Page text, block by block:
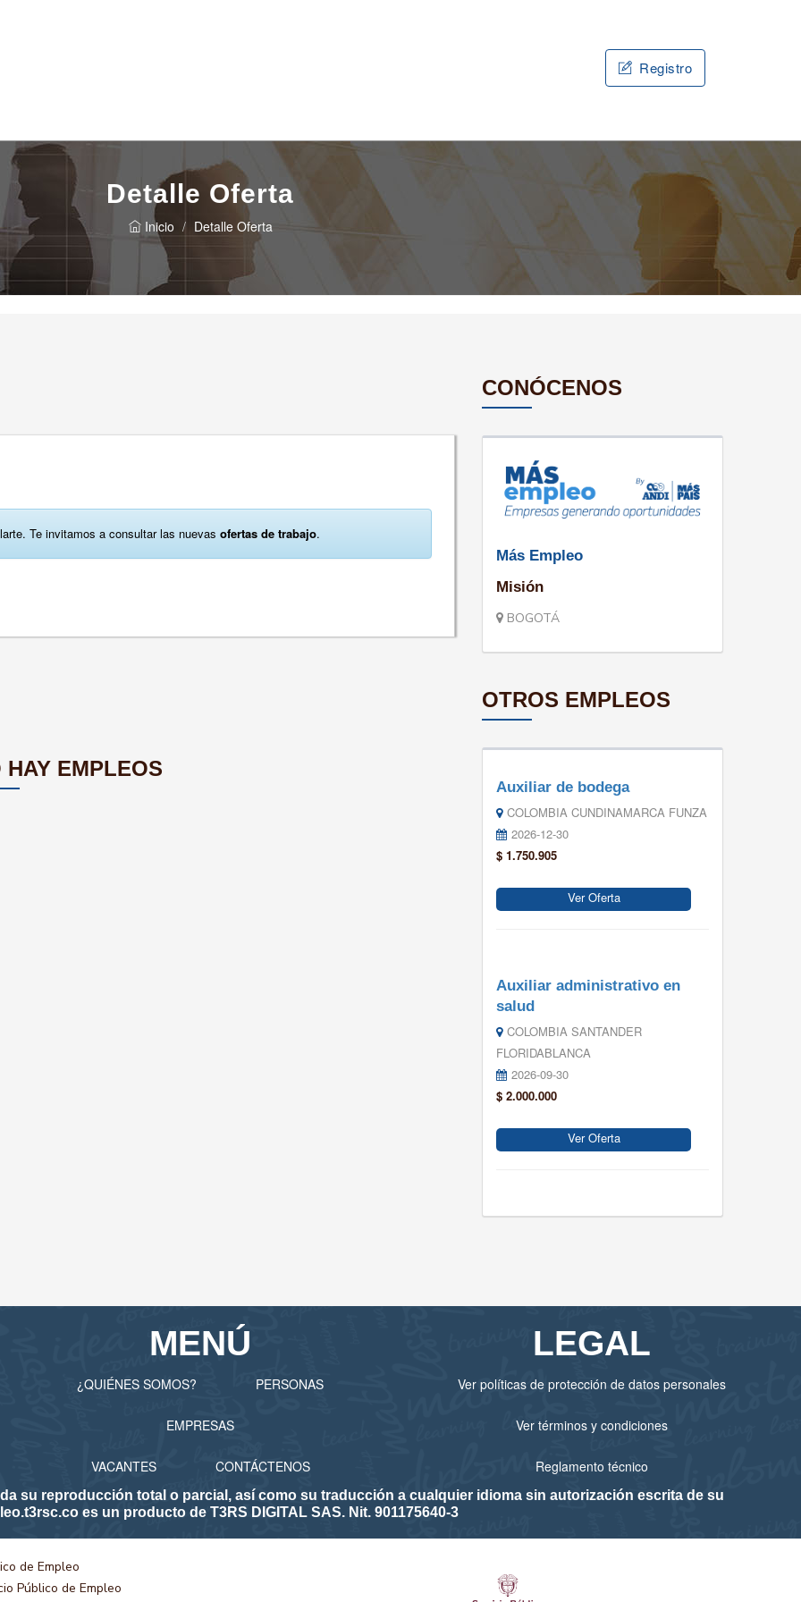
Registro
Detalle Oferta
Inicio Detalle Oferta
Te invitamos a consultar las nuevas ofertas de trabajo.
HAY EMPLEOS
CONÓCENOS
Más Empleo
Misión
BOGOTÁ
OTROS EMPLEOS
Auxiliar de bodega
COLOMBIA CUNDINAMARCA FUNZA
2026-12-30
$ 1.750.905
Ver Oferta
Auxiliar administrativo en
salud
COLOMBIA SANTANDER
FLORIDABLANCA
2026-09-30
$ 2.000.000
Ver Oferta
MENÚ
¿QUIÉNES SOMOS? PERSONAS
EMPRESAS
VACANTES CONTÁCTENOS
LEGAL
Ver políticas de protección de datos personales
Ver términos y condiciones
Reglamento técnico
su reproducción total o parcial, así como su traducción a cualquier idioma sin autorización escrita de su
es un producto de T3RS DIGITAL SAS. Nit. 901175640-3
de Empleo
Público de Empleo